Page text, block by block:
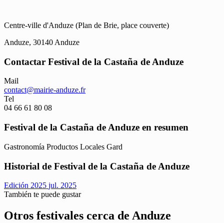
Centre-ville d'Anduze (Plan de Brie, place couverte)
Anduze, 30140 Anduze
Contactar Festival de la Castaña de Anduze
Mail
contact@mairie-anduze.fr
Tel
04 66 61 80 08
Festival de la Castaña de Anduze en resumen
Gastronomía Productos Locales Gard
Historial de Festival de la Castaña de Anduze
Edición 2025 jul. 2025
También te puede gustar
Otros festivales cerca de Anduze